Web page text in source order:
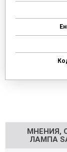
МНЕНИЯ,
ЛАМПА